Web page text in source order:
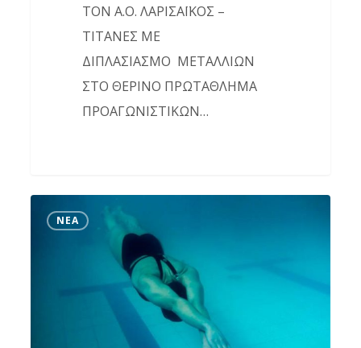
ΤΟΝ Α.Ο. ΛΑΡΙΣΑΪΚΟΣ –
ΤΙΤΑΝΕΣ ΜΕ
ΔΙΠΛΑΣΙΑΣΜΟ ΜΕΤΑΛΛΙΩΝ
ΣΤΟ ΘΕΡΙΝΟ ΠΡΩΤΑΘΛΗΜΑ
ΠΡΟΑΓΩΝΙΣΤΙΚΩΝ…
Αγώνες
Κολύμβησης
ΠΟΣΕΙΔΩΝΙΑ
ΝΈΑ